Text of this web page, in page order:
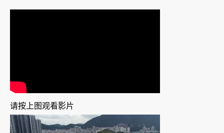
请按上图观看影片